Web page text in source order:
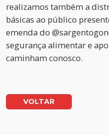
realizamos também a
básicas ao público
emenda do
segurança alimentar e
caminham conosco.
VOLTAR